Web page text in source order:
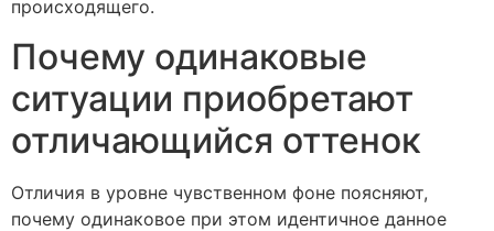
происходящего.
Почему одинаковые
ситуации приобретают
отличающийся оттенок
Отличия в уровне чувственном фоне поясняют,
почему одинаковое при этом идентичное данное